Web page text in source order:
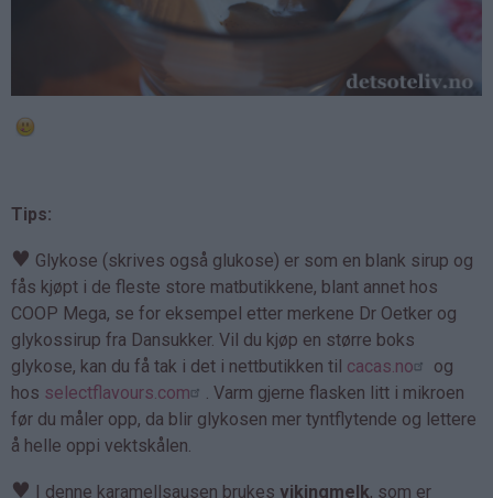
Tips:
♥ Glykose (skrives også glukose) er som en blank sirup og
fås kjøpt i de fleste store matbutikkene, blant annet hos
COOP Mega, se for eksempel etter merkene Dr Oetker og
glykossirup fra Dansukker. Vil du kjøp en større boks
glykose, kan du få tak i det i nettbutikken til cacas.no
og
hos selectflavours.com
. Varm gjerne flasken litt i mikroen
før du måler opp, da blir glykosen mer tyntflytende og lettere
å helle oppi vektskålen.
♥ I denne karamellsausen brukes vikingmelk, som er